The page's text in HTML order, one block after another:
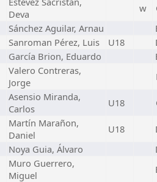
Deva
w
Sánchez Aguilar, Arnau
Sanroman Pérez, Luis U18
García Brion, Eduardo
Valero Contreras,
Jorge
Asensio Miranda,
Carlos
U18
Martín Marañon,
Daniel
U18
Noya Guia, Álvaro
Muro Guerrero,
Miguel